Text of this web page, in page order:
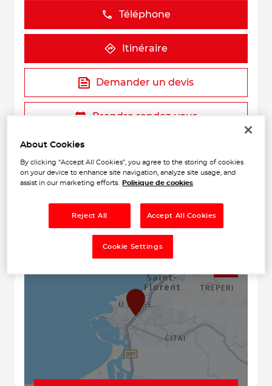
Téléphone
Itinéraire
Demander un devis
Prendre rendez-vous
About Cookies
By clicking “Accept All Cookies”, you agree to the storing of cookies
on your device to enhance site navigation, analyze site usage, and
assist in our marketing efforts.
Politique de cookies
Reject All Accept All Cookies
Cookie Settings